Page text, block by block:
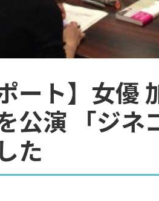
ート】女
公演 「ジ
た